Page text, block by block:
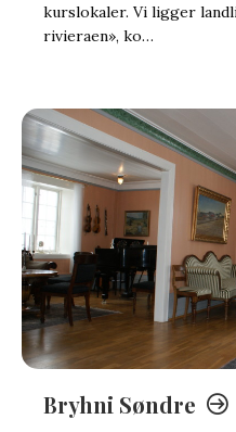
kurslokaler. Vi ligger
rivieraen», ko…
Bryhni Søndre